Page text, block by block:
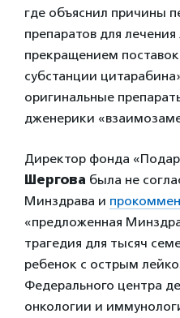
где объяснил причины
препаратов для
прекращением
субстанции
оригинальные
дженерики
Директор фонда
Шергова была не
Минздрава и
«предложенная
трагедия для тысяч
ребенок с острым
Федерального центра
онкологии и